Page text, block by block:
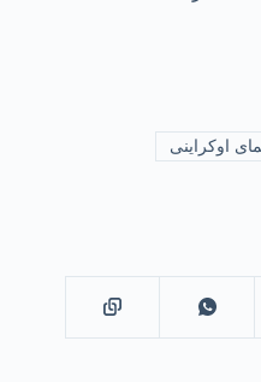
اوکراینی